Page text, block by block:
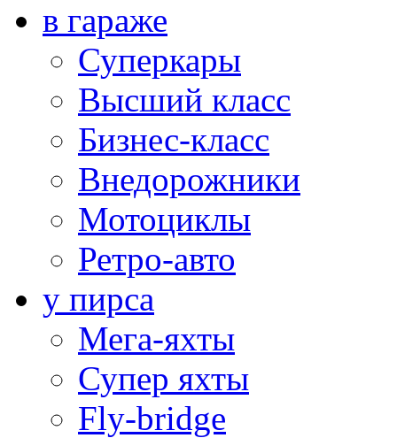
в гараже
Суперкары
Высший класс
Бизнес-класс
Внедорожники
Мотоциклы
Ретро-авто
у пирса
Мега-яхты
Супер яхты
Fly-bridge